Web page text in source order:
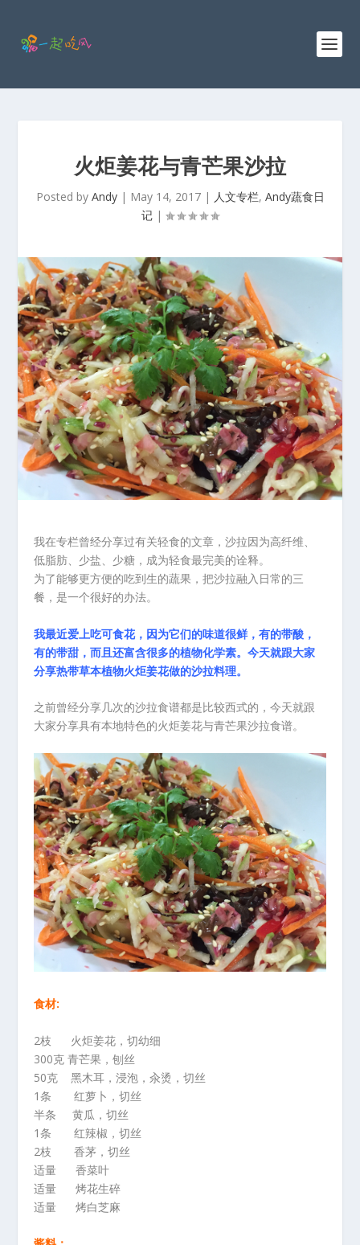
火炬姜花与青芒果沙拉
Posted by Andy| May 14, 2017| 人文专栏, Andy蔬食日
记 |
我在专栏曾经分享过有关轻食的文章，沙拉因为高纤维、
低脂肪、少盐、少糖，成为轻食最完美的诠释。
为了能够更方便的吃到生的蔬果，把沙拉融入日常的三
餐，是一个很好的办法。
我最近爱上吃可食花，因为它们的味道很鲜，有的带酸，
有的带甜，而且还富含很多的植物化学素。今天就跟大家
分享热带草本植物火炬姜花做的沙拉料理。
之前曾经分享几次的沙拉食谱都是比较西式的，今天就跟
大家分享具有本地特色的火炬姜花与青芒果沙拉食谱。
食材:
2枝 火炬姜花，切幼细
300克 青芒果，刨丝
50克 黑木耳，浸泡，汆烫，切丝
1条 红萝卜，切丝
半条 黄瓜，切丝
1条 红辣椒，切丝
2枝 香茅，切丝
适量 香菜叶
适量 烤花生碎
适量 烤白芝麻